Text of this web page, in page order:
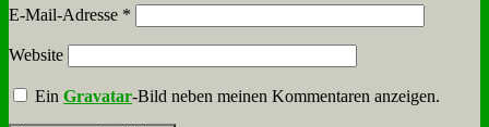
E-Mail-Adresse *
Website
EinGravatar-Bild neben meinen Kommentaren anzeigen.